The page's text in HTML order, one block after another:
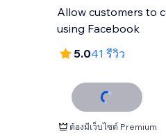
Allow customers to
using Facebook
5.041 รีวิว
ต้องมีเว็บไซต์ Premium